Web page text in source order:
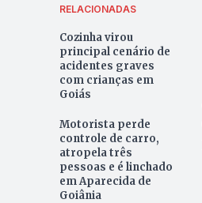
RELACIONADAS
Cozinha virou
principal cenário de
acidentes graves
com crianças em
Goiás
Motorista perde
controle de carro,
atropela três
pessoas e é linchado
em Aparecida de
Goiânia